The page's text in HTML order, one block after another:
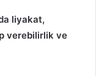
liyakat,
verebilirlik ve